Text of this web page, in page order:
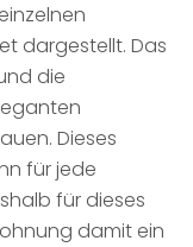
dargestellt. Das
die
Dieses
für jede
für dieses
damit ein